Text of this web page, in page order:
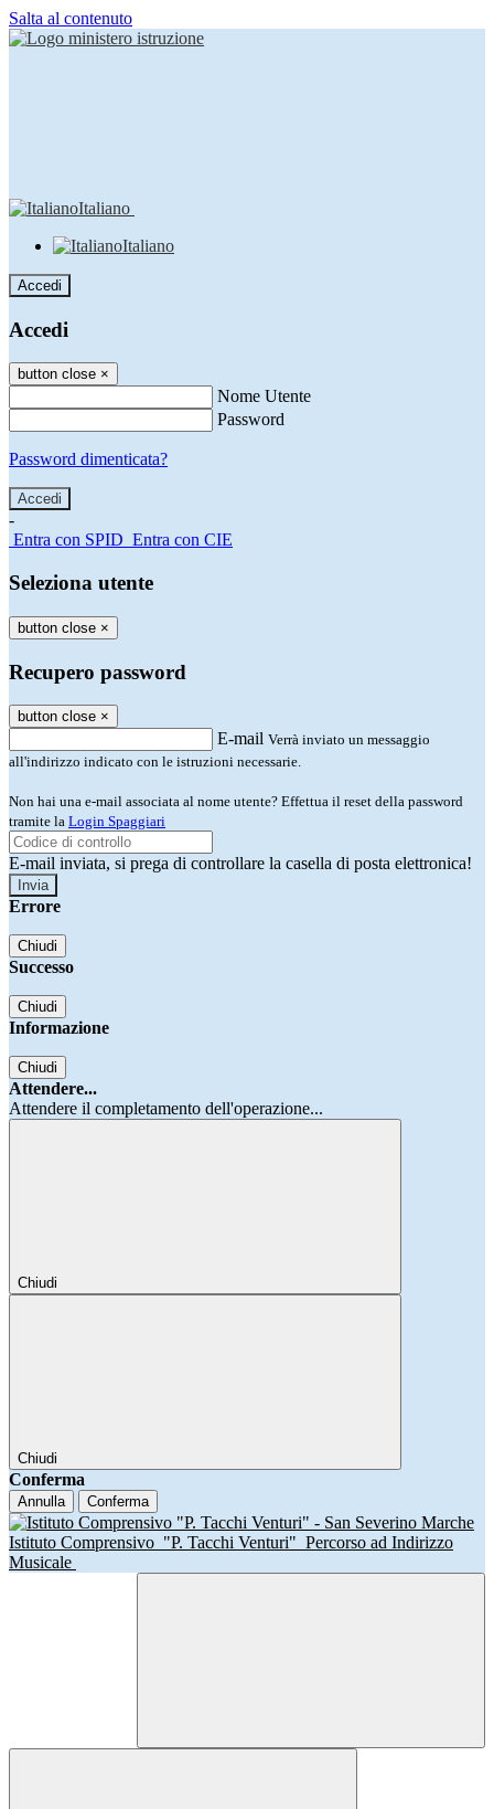
Salta al contenuto
Italiano
Italiano
Accedi
Accedi
button close ×
Nome Utente
Password
Password dimenticata?
-
Entra con SPID Entra con CIE
Seleziona utente
button close ×
Recupero password
button close ×
E-mail Verrà inviato un messaggio
all'indirizzo indicato con le istruzioni necessarie.
Non hai una e-mail associata al nome utente? Effettua il reset della password
tramite la Login Spaggiari
E-mail inviata, si prega di controllare la casella di posta elettronica!
Errore
Chiudi
Successo
Chiudi
Informazione
Chiudi
Attendere...
Attendere il completamento dell'operazione...
Chiudi
Chiudi
Conferma
Annulla Conferma
Istituto Comprensivo "P. Tacchi Venturi" Percorso ad Indirizzo
Musicale